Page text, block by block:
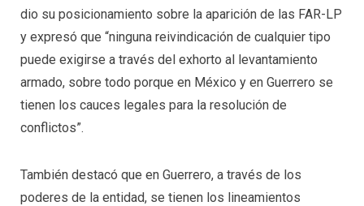
dio su posicionamiento sobre la aparición de las FAR-LP
y expresó que “ninguna reivindicación de cualquier tipo
puede exigirse a través del exhorto al levantamiento
armado, sobre todo porque en México y en Guerrero se
tienen los cauces legales para la resolución de
conflictos”.
También destacó que en Guerrero, a través de los
poderes de la entidad, se tienen los lineamientos